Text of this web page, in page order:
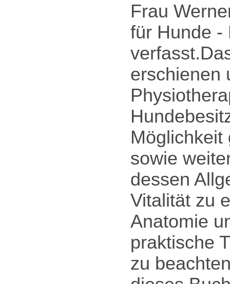
Frau
für Hunde -
erschienen
sowie
dessen
Vitalität zu
Anatomie
praktische
zu